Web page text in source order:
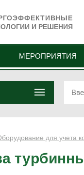
И РЕШЕНИЯ
МЕРОПРИЯТИЯ
для учета